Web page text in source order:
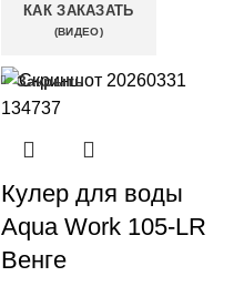
КАК ЗАКАЗАТЬ
(ВИДЕО)
Закрыть
Кулер для воды
Aqua Work 105-LR
Венге